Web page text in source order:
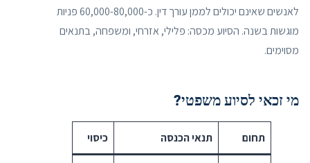
לאנשים שאינם יכולים לממן עורך דין. כ-60,000-80,000 פניות
מוגשות בשנה. הסיוע מכסה: פלילי, אזרחי, ומשפחה, בתנאים
מסוימים.
מי זכאי לסיוע משפטי?
תחום תנאי הכנסה כיסוי